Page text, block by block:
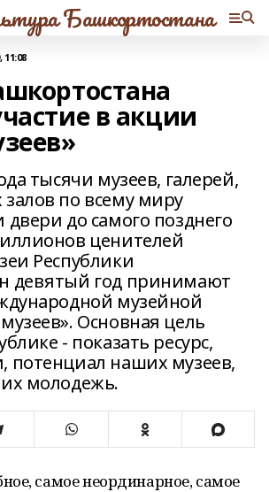
Башкортостана
в акции
тысячи музеев, галерей,
по всему миру
двери до самого позднего
ценителей
Республики
девятый год принимают
музейной
Основная цель
- показать ресурс,
потенциал наших музеев,
молодежь.
самое неординарное, самое